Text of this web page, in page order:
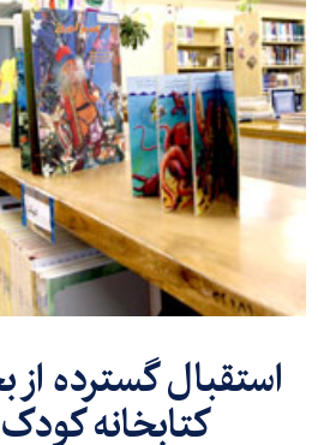
استقبال گسترده
کتابخانه